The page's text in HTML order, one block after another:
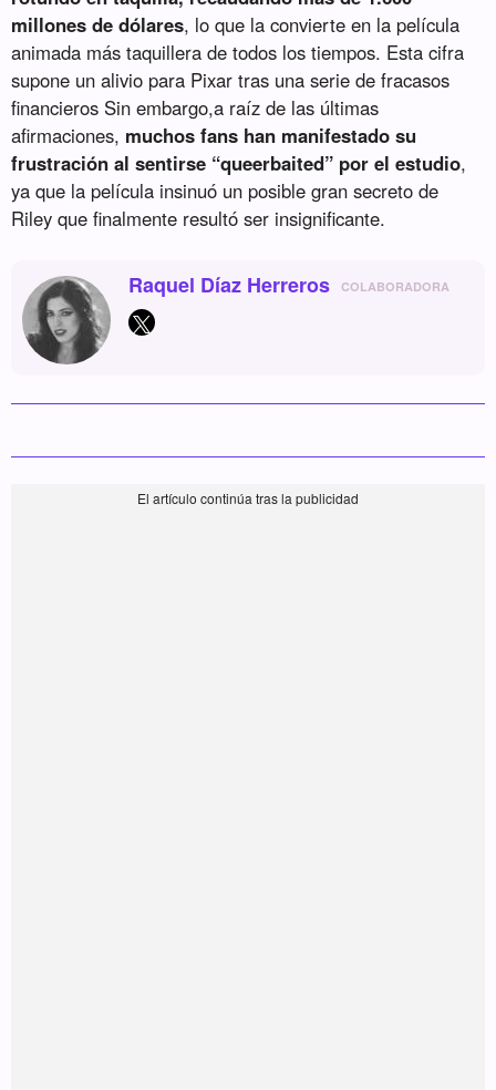
millones de dólares, lo que la convierte en la película
animada más taquillera de todos los tiempos. Esta cifra
supone un alivio para Pixar tras una serie de fracasos
financieros Sin embargo,a raíz de las últimas
afirmaciones, muchos fans han manifestado su
frustración al sentirse “queerbaited” por el estudio,
ya que la película insinuó un posible gran secreto de
Riley que finalmente resultó ser insignificante.
Raquel Díaz Herreros COLABORADORA